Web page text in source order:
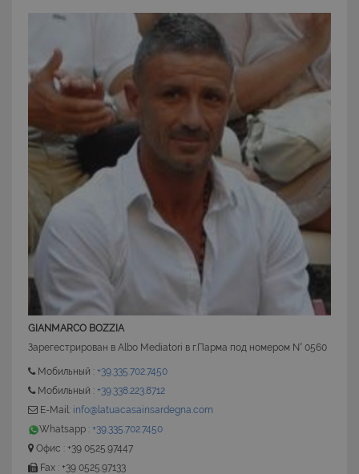
GIANMARCO BOZZIA
Зарегестрирован в Albo Mediatori в г.Парма под номером N° 0560
Мобильный : +39.335.702.7450
Мобильный : +39.338.223.8712
E-Mail: info@latuacasainsardegna.com
Whatsapp : +39.335.702.7450
Офис : +39 0525.97447
Fax : +39 0525.97133
CookieScriptConsent
www.latuacasainsardegna.com
6 mesi 5
giorni